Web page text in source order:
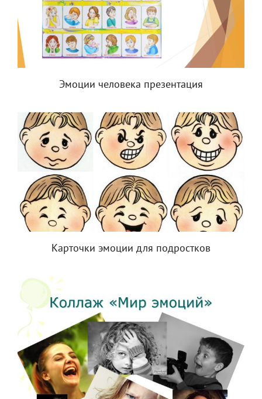
Эмоции человека презентация
Карточки эмоции для подростков